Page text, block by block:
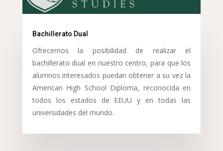
Bachillerato Dual
Ofrecemos la posibilidad de realizar el
bachillerato dual en nuestro centro, para que los
alumnos interesados puedan obtener a su vez la
American High School Diploma, reconocida en
todos los estados de EEUU y en todas las
universidades del mundo.